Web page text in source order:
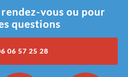
vous ou pour
questions
06 57 25 28